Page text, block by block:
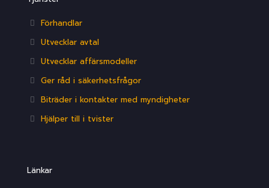
Förhandlar
Utvecklar avtal
Utvecklar affärsmodeller
Ger råd i säkerhetsfrågor
Biträder i kontakter med myndigheter
Hjälper till i tvister
Länkar